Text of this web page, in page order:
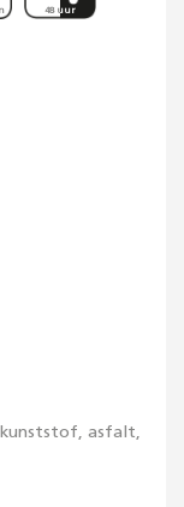
48 uur
asfalt,